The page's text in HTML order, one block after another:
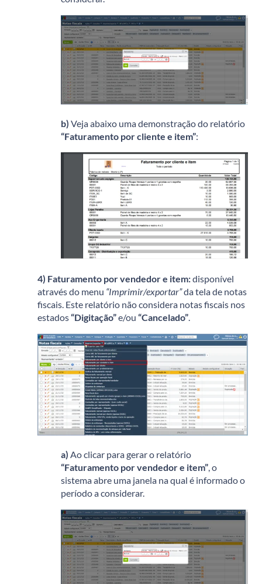
b) Veja abaixo uma demonstração do relatório
“Faturamento por cliente e item”:
4) Faturamento por vendedor e item:disponível
através do menu “Imprimir/exportar”da tela de notas
fiscais. Este relatório não considera notas fiscais nos
estados“Digitação”e/ou “Cancelado”.
a) Ao clicar para gerar o relatório
“Faturamento por vendedor e item”, o
sistema abre uma janela na qual é informado o
período a considerar.